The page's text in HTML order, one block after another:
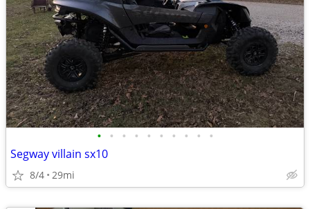
• • • • • • • • • •
Segway villain sx10
8/4 29mi